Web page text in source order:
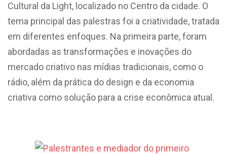
Cultural da Light, localizado no Centro da cidade. O
tema principal das palestras foi a criatividade, tratada
em diferentes enfoques. Na primeira parte, foram
abordadas as transformações e inovações do
mercado criativo nas mídias tradicionais, como o
rádio, além da prática do design e da economia
criativa como solução para a crise econômica atual.